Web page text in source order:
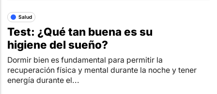
Salud
Test: ¿Qué tan buena es su
higiene del sueño?
Dormir bien es fundamental para permitir la
recuperación física y mental durante la noche y tener
energía durante el...